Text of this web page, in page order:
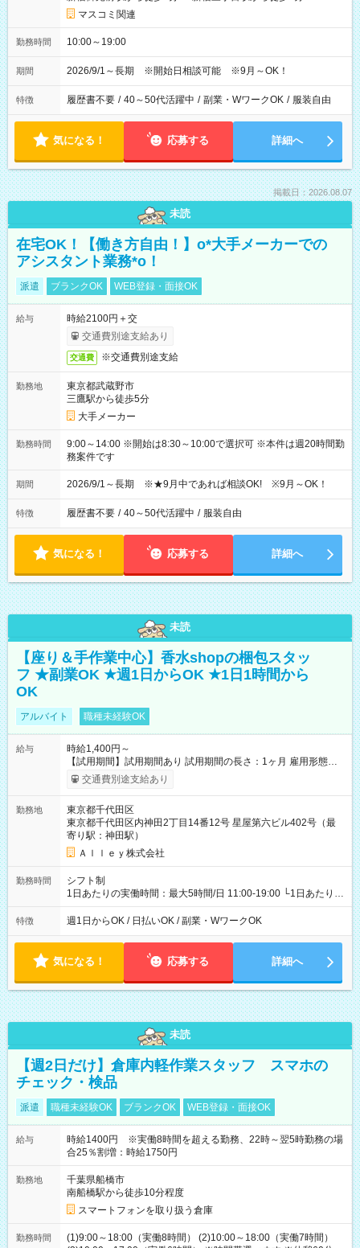
マスコミ関連
勤務時間 10:00～19:00
期間 2026/9/1～長期 ※開始日相談可能 ※9月～OK！
特徴 履歴書不要 / 40～50代活躍中 / 副業・WワークOK / 服装自由
気になる！ 応募する 詳細へ
掲載日：2026.08.07
未読
在宅OK！【働き方自由！】o*大手メーカーでの
アシスタント業務*o！
派遣 ブランクOK WEB登録・面接OK
給与
時給2100円＋交
交通費別途支給あり
交通費 ※交通費別途支給
勤務地
東京都武蔵野市
三鷹駅から徒歩5分
大手メーカー
勤務時間
9:00～14:00 ※開始は8:30～10:00で選択可 ※本件は週20時間勤
務案件です
期間 2026/9/1～長期 ※★9月中であれば相談OK! ※9月～OK！
特徴 履歴書不要 / 40～50代活躍中 / 服装自由
気になる！ 応募する 詳細へ
未読
【座り＆手作業中心】香水shopの梱包スタッ
フ ★副業OK ★週1日からOK ★1日1時間から
OK
アルバイト 職種未経験OK
給与
時給1,400円～
【試用期間】試用期間あり 試用期間の長さ：1ヶ月 雇用形態、
給与は本採用時と同じです。
交通費別途支給あり
勤務地
東京都千代田区
東京都千代田区内神田2丁目14番12号 星屋第六ビル402号（最
寄り駅：神田駅）
Ａｌｌｅｙ株式会社
勤務時間
シフト制
1日あたりの実働時間：最大5時間/日 11:00-19:00 └1日あたりの
実働時間：1-5時間 └上記の時間帯内であれば、いつでも勤務可
能！ └平日・土曜日の中で、お好きな曜日でご勤務いただけま
18:00 などのように、自由な働き方が可能なお仕事です！
特徴 週1日からOK / 日払いOK / 副業・WワークOK
気になる！ 応募する 詳細へ
未読
【週2日だけ】倉庫内軽作業スタッフ スマホの
チェック・検品
派遣 職種未経験OK ブランクOK WEB登録・面接OK
給与
時給1400円 ※実働8時間を超える勤務、22時～翌5時勤務の場
合25％割増：時給1750円
勤務地
千葉県船橋市
南船橋駅から徒歩10分程度
スマートフォンを取り扱う倉庫
勤務時間
(1)9:00～18:00（実働8時間） (2)10:00～18:00（実働7時間）